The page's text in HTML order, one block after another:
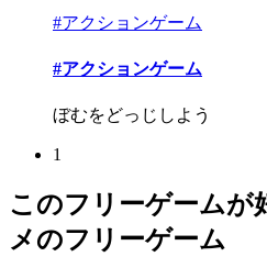
#アクションゲーム
#アクションゲーム
ぼむをどっじしよう
1
このフリーゲームが
メのフリーゲーム